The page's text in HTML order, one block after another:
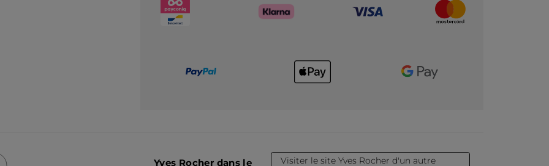
Yves Rocher dans le Visiter le site Yves Rocher d'un autre